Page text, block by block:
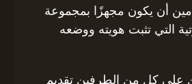
أن يكون مجهزًا بمجموعة
التي تثبت هويته ووضعه
على كل من الطرفين تقديم